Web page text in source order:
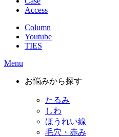
Access
Column
Youtube
TIES
Menu
お悩みから探す
たるみ
しわ
ほうれい線
毛穴・赤み